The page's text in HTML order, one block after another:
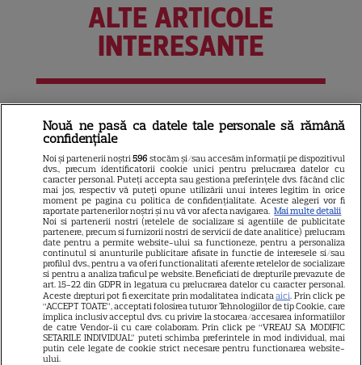
ALTE ARTICOLE
INTERESANTE
6
PRIME VIDEO
august 2026: „Reacher”
sezonul 4, „Sterling Point” și
noi filme de neratat
17
DISNEY PLUS
Premiere Disney+ august
2026: „Camp Rock 3”,
„Futurama” și trilogia
„Stăpânul Inelelor” ajung pe
platformă
Nouă ne pasă ca datele tale personale să rămână
confidențiale
Noi și partenerii noștri596 stocăm și/sau accesăm informații pe dispozitivul
dvs., precum identificatorii cookie unici pentru prelucrarea datelor cu
caracter personal. Puteți accepta sau gestiona preferințele dvs. făcând clic
mai jos, respectiv vă puteți opune utilizării unui interes legitim în orice
moment pe pagina cu politica de confidențialitate. Aceste alegeri vor fi
raportate partenerilor noștri și nu vă vor afecta navigarea. Mai multe detalii
Noi si partenerii nostri (retelele de socializare si agentiile de publicitate
partenere, precum si furnizorii nostri de servicii de date analitice) prelucram
date pentru a permite website-ului sa functioneze, pentru a personaliza
continutul si anunturile publicitare afisate in functie de interesele si/sau
profilul dvs., pentru a va oferi functionalitati aferente retelelor de socializare
si pentru a analiza traficul pe website. Beneficiati de drepturile prevazute de
art. 15-22 din GDPR in legatura cu prelucrarea datelor cu caracter personal.
Aceste drepturi pot fi exercitate prin modalitatea indicataaici. Prin click pe
“ACCEPT TOATE”, acceptati folosirea tuturor Tehnologiilor de tip Cookie, care
implica inclusiv acceptul dvs. cu privire la stocarea/accesarea informatiilor
de catre Vendor-ii cu care colaboram. Prin click pe “VREAU SA MODIFIC
SETARILE INDIVIDUAL” puteti schimba preferintele in mod individual, mai
putin cele legate de cookie strict necesare pentru functionarea website-
ului.